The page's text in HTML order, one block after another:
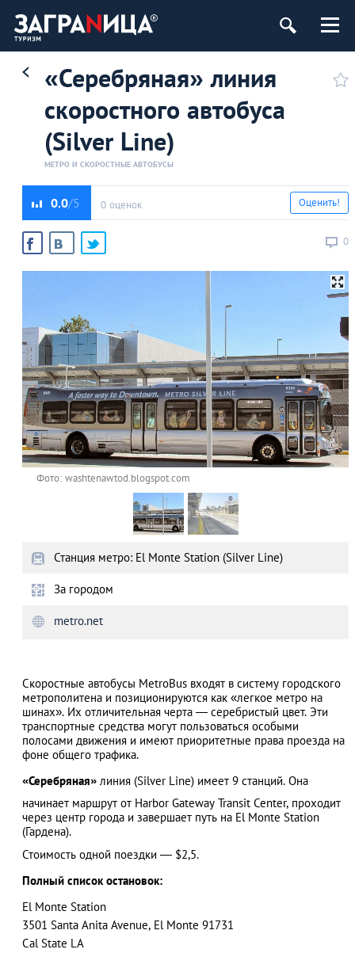
АЗАД
«Серебряная» линия
скоростного автобуса
(Silver Line)
МЕТРО И СКОРОСТНЫЕ АВТОБУСЫ
0.0 0 оценок
0
Оценить!
Фото: washtenawtod.blogspot.com
Станция метро: El Monte Station (Silver Line)
За городом
metro.net
Скоростные автобусы MetroBus входят в систему городского
метрополитена и позиционируются как «легкое метро на
шинах». Их отличительная черта ― серебристый цвет. Эти
транспортные средства могут пользоваться особыми
полосами движения и имеют приоритетные права проезда на
фоне общего трафика.
«Серебряная» линия (Silver Line) имеет 9 станций. Она
начинает маршрут от Harbor Gateway Transit Center, проходит
через центр города и завершает путь на El Monte Station
(Гардена).
Стоимость одной поездки — $2,5.
Полный список остановок:
El Monte Station
3501 Santa Anita Avenue, El Monte 91731
Cal State LA